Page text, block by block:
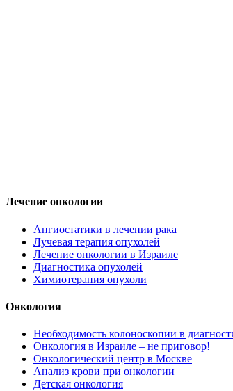
Лечение онкологии
Ангиостатики в лечении рака
Лучевая терапия опухолей
Лечение онкологии в Израиле
Диагностика опухолей
Химиотерапия опухоли
Онкология
Необходимость колоноскопии в
Онкология в Израиле – не приговор!
Онкологический центр в Москве
Анализ крови при онкологии
Детская онкология